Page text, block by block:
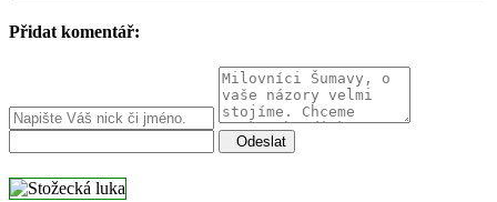
Přidat komentář:
Odeslat